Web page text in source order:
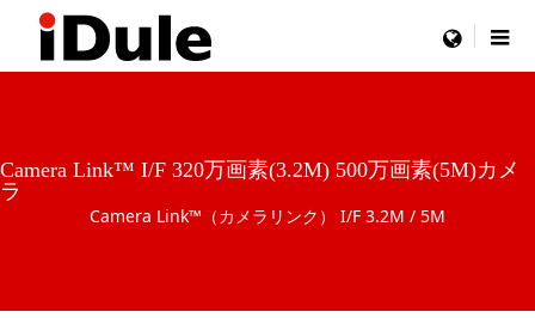
menu
Camera Link™ I/F 320万画素(3.2M) 500万画素(5M)カメ
ラ
Camera Link™（カメラリンク） I/F 3.2M / 5M